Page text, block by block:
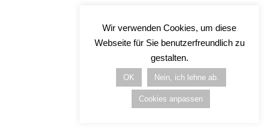
Wir verwenden Cookies, um diese
Webseite für Sie benutzerfreundlich zu
gestalten.
OK Nein, ich lehne ab.
Cookies anpassen